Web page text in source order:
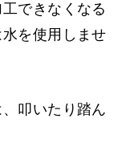
できなくなる
を使用しませ
叩いたり踏ん